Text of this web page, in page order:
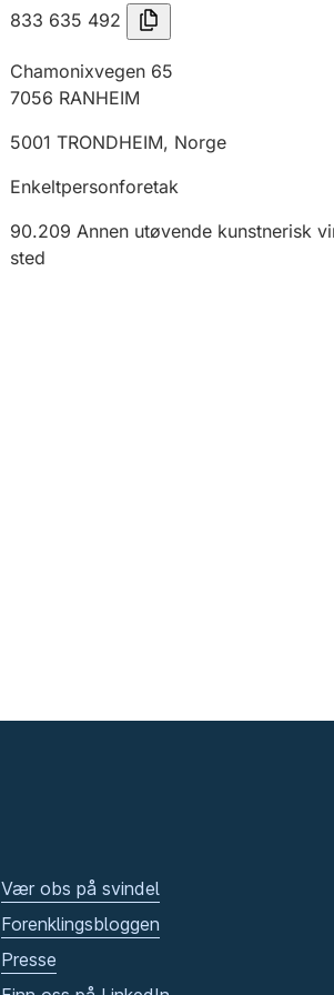
833 635 492
Chamonixvegen 65
7056 RANHEIM
5001 TRONDHEIM, Norge
Enkeltpersonforetak
90.209 Annen utøvende kunstnerisk
sted
Vær obs på svindel
Forenklingsbloggen
Presse